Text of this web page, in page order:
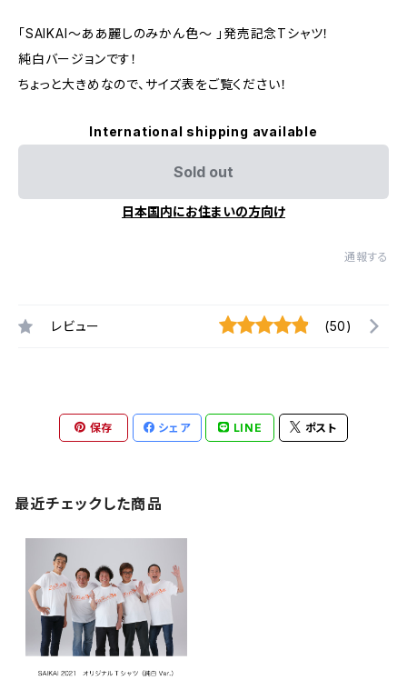
「SAIKAI～ああ麗しのみかん色～ 」発売記念Tシャツ！
純白バージョンです！
ちょっと大きめなので、サイズ表をご覧ください！
International shipping available
Sold out
日本国内にお住まいの方向け
通報する
レビュー (50)
保存 シェア LINE ポスト
最近チェックした商品